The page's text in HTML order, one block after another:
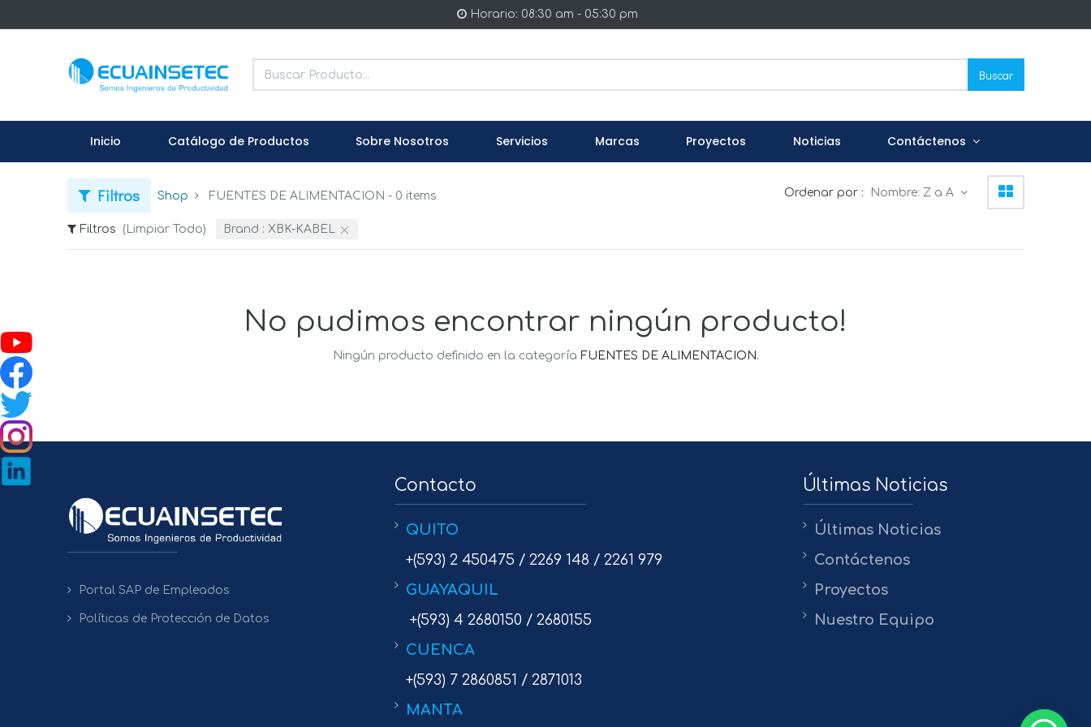
Horario: 08:30 am - 05:30 pm
Buscar
Inicio Catálogo de Productos Sobre Nosotros Servicios Marcas Proyectos Noticias Contáctenos
Filtros Shop FUENTES DE ALIMENTACION - 0 items Ordenar por : Nombre: Z a A
Filtros (Limpiar Todo) Brand : XBK-KABEL
No pudimos encontrar ningún producto!
Ningún producto definido en la categoría FUENTES DE ALIMENTACION.
Portal SAP de Empleados
Políticas de Protección de Datos
Contacto
QUITO
+(593) 2 450475 / 2269 148 / 2261 979
GUAYAQUIL
+(593) 4 2680150 / 2680155
CUENCA
+(593) 7 2860851 / 2871013
MANTA
Últimas Noticias
Últimas Noticias
Contáctenos
Proyectos
Nuestro Equipo